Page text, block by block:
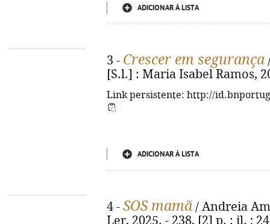
ADICIONAR À LISTA
3 - Crescer em segurança
[S.l.] : Maria Isabel Ramos,
Link persistente: http://
ADICIONAR À LISTA
4 - SOS mamã / Andreia
Ler, 2025. - 238, [2] p. : il. ;